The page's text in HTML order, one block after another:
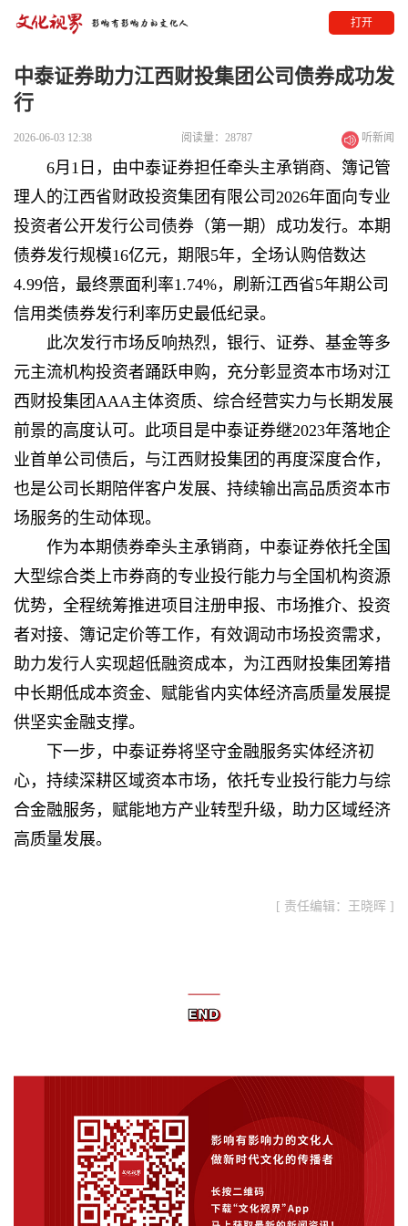
打开
中泰证券助力江西财投集团公司债券成功发
行
2026-06-03 12:38 阅读量：28787 听新闻
6月1日，由中泰证券担任牵头主承销商、簿记管
理人的江西省财政投资集团有限公司2026年面向专业
投资者公开发行公司债券（第一期）成功发行。本期
债券发行规模16亿元，期限5年，全场认购倍数达
4.99倍，最终票面利率1.74%，刷新江西省5年期公司
信用类债券发行利率历史最低纪录。
此次发行市场反响热烈，银行、证券、基金等多
元主流机构投资者踊跃申购，充分彰显资本市场对江
西财投集团AAA主体资质、综合经营实力与长期发展
前景的高度认可。此项目是中泰证券继2023年落地企
业首单公司债后，与江西财投集团的再度深度合作，
也是公司长期陪伴客户发展、持续输出高品质资本市
场服务的生动体现。
作为本期债券牵头主承销商，中泰证券依托全国
大型综合类上市券商的专业投行能力与全国机构资源
优势，全程统筹推进项目注册申报、市场推介、投资
者对接、簿记定价等工作，有效调动市场投资需求，
助力发行人实现超低融资成本，为江西财投集团筹措
中长期低成本资金、赋能省内实体经济高质量发展提
供坚实金融支撑。
下一步，中泰证券将坚守金融服务实体经济初
心，持续深耕区域资本市场，依托专业投行能力与综
合金融服务，赋能地方产业转型升级，助力区域经济
高质量发展。
[ 责任编辑：王晓晖 ]